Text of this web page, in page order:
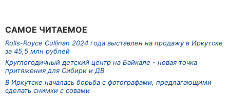
САМОЕ ЧИТАЕМОЕ
Rolls-Royce Cullinan 2024 года выставлен на продажу в Иркутске
за 45,5 млн рублей
Круглогодичный детский центр на Байкале - новая точка
притяжения для Сибири и ДВ
В Иркутске началась борьба с фотографами, предлагающими
сделать снимки с совами